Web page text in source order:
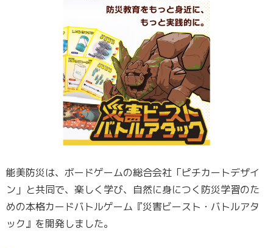
能美防災は、ボードゲームの総合会社「ピチカートデザイ
ン」と共同で、楽しく学び、自然に身につく防災学習のた
めの本格カードバトルゲーム『災害ビースト・バトルアタ
ック』を開発しました。